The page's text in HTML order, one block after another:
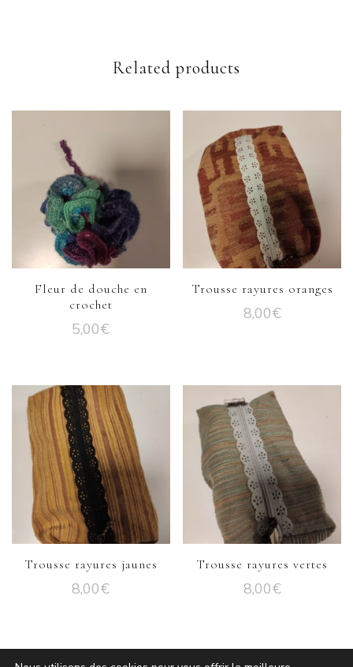
Related products
Fleur de douche en
crochet
5,00€
Trousse rayures oranges
8,00€
Trousse rayures jaunes
8,00€
Trousse rayures vertes
8,00€